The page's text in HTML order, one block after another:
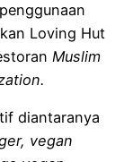
Loving Hut
Muslim
diantaranya
vegan